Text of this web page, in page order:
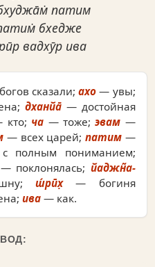
патим
бхедже
вадхӯр ива
сказали;ахо — увы;
дханйа̄ — достойная
кто; ча — тоже;эвам —
— всех царей;патим —
пониманием;
поклонялась; йаджн̃а-
ш́рӣх̣— богиня
ива — как.